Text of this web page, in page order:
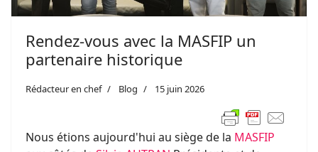
Rendez-vous avec la MASFIP un
partenaire historique
Rédacteur en chef Blog 15 juin 2026
Nous étions aujourd'hui au siège de la MASFIP